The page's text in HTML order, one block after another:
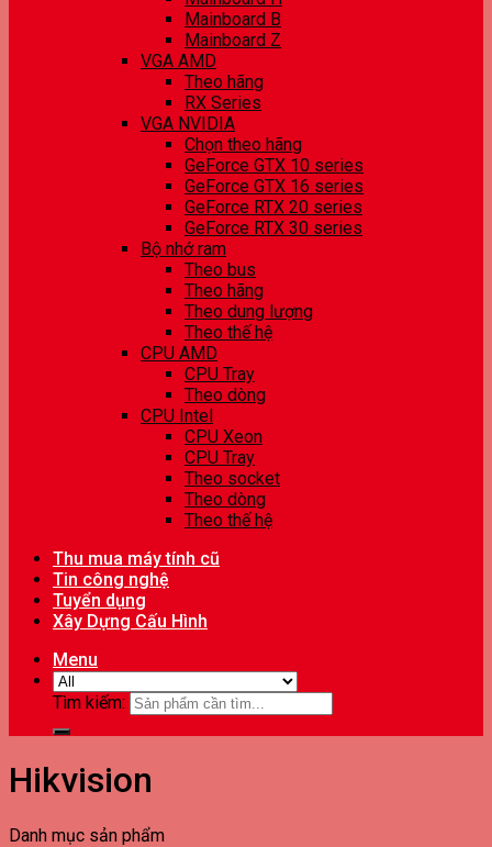
Mainboard B
Mainboard Z
VGA AMD
Theo hãng
RX Series
VGA NVIDIA
Chọn theo hãng
GeForce GTX 10 series
GeForce GTX 16 series
GeForce RTX 20 series
GeForce RTX 30 series
Bộ nhớ ram
Theo bus
Theo hãng
Theo dung lượng
Theo thế hệ
CPU AMD
CPU Tray
Theo dòng
CPU Intel
CPU Xeon
CPU Tray
Theo socket
Theo dòng
Theo thế hệ
Thu mua máy tính cũ
Tin công nghệ
Tuyển dụng
Xây Dựng Cấu Hình
Menu
Tìm kiếm:
Hikvision
Danh mục sản phẩm